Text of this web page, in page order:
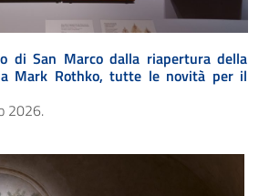
di San Marco dalla riapertura della
a Mark Rothko, tutte le novità per il
2026.